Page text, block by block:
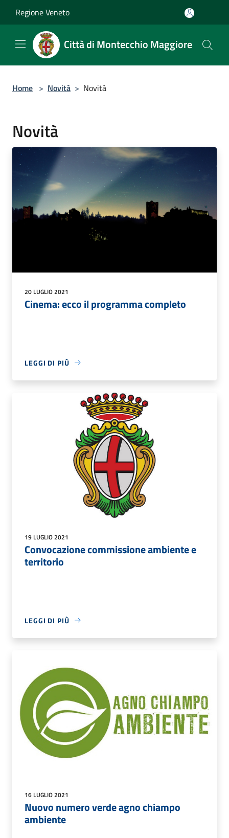
Regione Veneto
Città di Montecchio Maggiore
Home > Novità > Novità
Novità
20 LUGLIO 2021
Cinema: ecco il programma completo
LEGGI DI PIÙ
19 LUGLIO 2021
Convocazione commissione ambiente e
territorio
LEGGI DI PIÙ
16 LUGLIO 2021
Nuovo numero verde agno chiampo
ambiente